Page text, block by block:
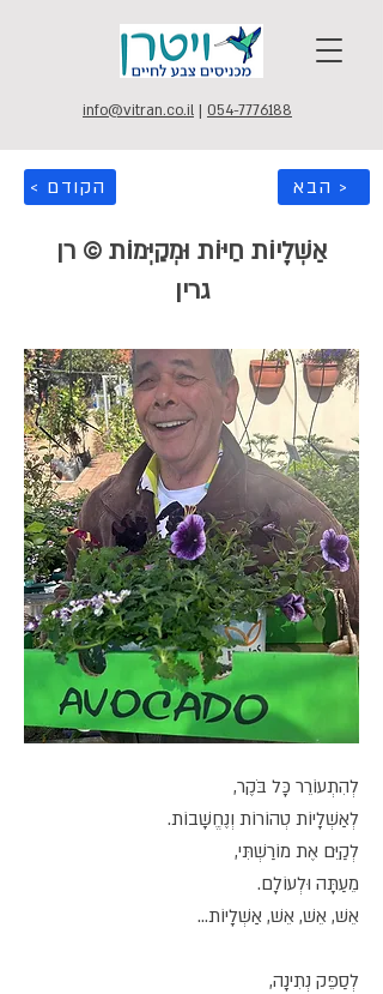
info@vitran.co.il | 054-7776188
< הקודם הבא >
אַשְׁלָיוֹת חַיּוֹת וּמְקַיְּמוֹת © רן
גרין
לְהִתְעוֹרֵר כָּל בֹּקֶר,
לְאַשְׁלָיוֹת טְהוֹרוֹת וְנֶחֱשָׁבוֹת.
לְקַיֵּם אֶת מוֹרַשְׁתִּי,
מֵעַתָּה וּלְעוֹלָם.
אֵשׁ, אֵשׁ, אֵשׁ, אַשְׁלָיוֹת...
לְסַפֵּק נְתִינָה,